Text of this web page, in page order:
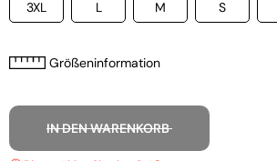
3XL L M S
Größeninformation
IN DEN WARENKORB